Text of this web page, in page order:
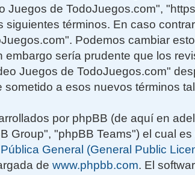
Juegos de TodoJuegos.com",
siguientes términos. En caso
Podemos cambiar
embargo sería prudente que los
Juegos de TodoJuegos.com"
sometido a esos nuevos términos
por phpBB (de aquí en
Group", "phpBB Teams") el cual
General (General Public
de www.phpbb.com. El